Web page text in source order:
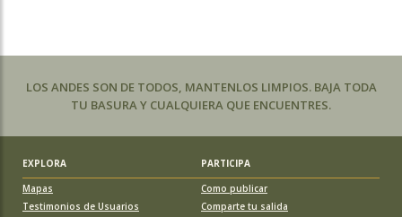
LOS ANDES SON DE TODOS, MANTENLOS LIMPIOS. BAJA TODA
TU BASURA Y CUALQUIERA QUE ENCUENTRES.
EXPLORA
PARTICIPA
Mapas
Testimonios de Usuarios
Como publicar
Comparte tu salida